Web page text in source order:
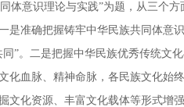
意识理论与实践”为题，从三个方
是准确把握铸牢中华民族共同体意
”。二是把握中华民族优秀传统文
化血脉、精神命脉，各民族文化始
文化资源、丰富文化载体等形式增